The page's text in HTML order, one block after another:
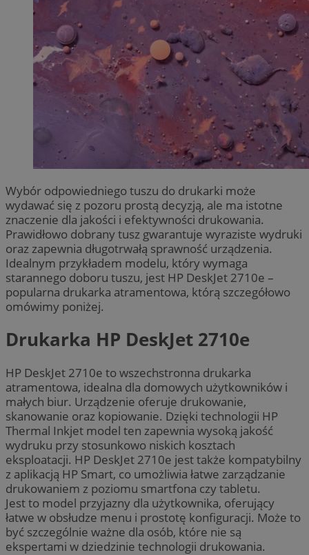
Wybór odpowiedniego tuszu do drukarki może
wydawać się z pozoru prostą decyzją, ale ma istotne
znaczenie dla jakości i efektywności drukowania.
Prawidłowo dobrany tusz gwarantuje wyraziste wydruki
oraz zapewnia długotrwałą sprawność urządzenia.
Idealnym przykładem modelu, który wymaga
starannego doboru tuszu, jest HP DeskJet 2710e –
popularna drukarka atramentowa, którą szczegółowo
omówimy poniżej.
Drukarka HP DeskJet 2710e
HP DeskJet 2710e to wszechstronna drukarka
atramentowa, idealna dla domowych użytkowników i
małych biur. Urządzenie oferuje drukowanie,
skanowanie oraz kopiowanie. Dzięki technologii HP
Thermal Inkjet model ten zapewnia wysoką jakość
wydruku przy stosunkowo niskich kosztach
eksploatacji. HP DeskJet 2710e jest także kompatybilny
z aplikacją HP Smart, co umożliwia łatwe zarządzanie
drukowaniem z poziomu smartfona czy tabletu.
Jest to model przyjazny dla użytkownika, oferujący
łatwe w obsłudze menu i prostotę konfiguracji. Może to
być szczególnie ważne dla osób, które nie są
ekspertami w dziedzinie technologii drukowania.